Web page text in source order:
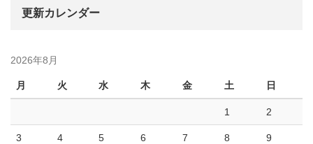
更新カレンダー
2026年8月
月 火 水 木 金 土 日
1 2
3 4 5 6 7 8 9